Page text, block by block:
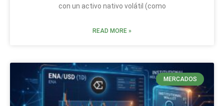
con un activo nativo volátil (como
READ MORE »
MERCADOS